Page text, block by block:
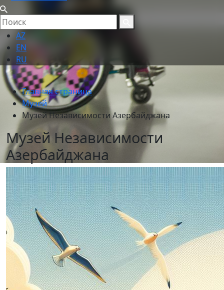
AZ
EN
RU
Главная страница
Музей
Музей Независимости Азербайджана
Музей Независимости
Азербайджана